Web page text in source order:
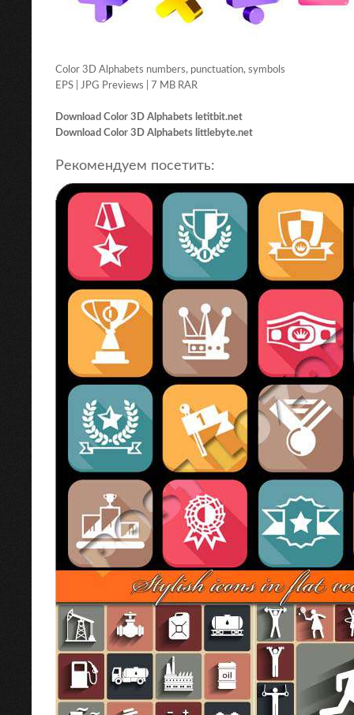
Color 3D Alphabets numbers, punctuation, symbols
EPS | JPG Previews | 7 MB RAR
Download Color 3D Alphabets letitbit.net
Download Color 3D Alphabets littlebyte.net
Рекомендуем посетить: